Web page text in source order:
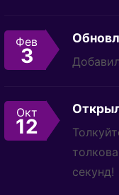
Фев
3
Окт
12
секунд!